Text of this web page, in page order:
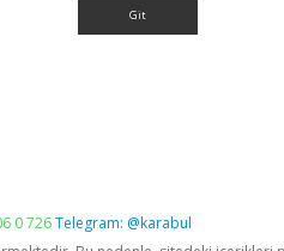
0 726Telegram: @karabul